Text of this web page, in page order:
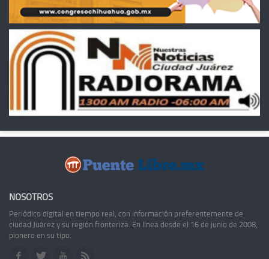
NOSOTROS
Periódico digital en tiempo real, con información preferentemente de
ciudad Juárez y su región fronteriza. En línea desde el 16 de junio de 2008,
pionero en su tipo.